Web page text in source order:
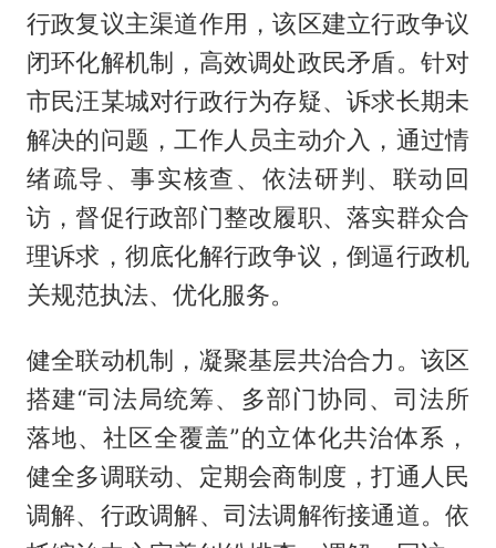
行政复议主渠道作用，该区建立行政争议
闭环化解机制，高效调处政民矛盾。针对
市民汪某城对行政行为存疑、诉求长期未
解决的问题，工作人员主动介入，通过情
绪疏导、事实核查、依法研判、联动回
访，督促行政部门整改履职、落实群众合
理诉求，彻底化解行政争议，倒逼行政机
关规范执法、优化服务。
健全联动机制，凝聚基层共治合力。该区
搭建“司法局统筹、多部门协同、司法所
落地、社区全覆盖”的立体化共治体系，
健全多调联动、定期会商制度，打通人民
调解、行政调解、司法调解衔接通道。依